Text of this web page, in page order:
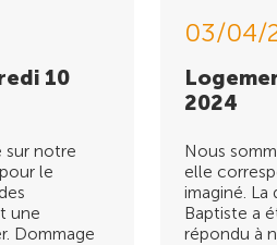
10
sur notre
le
une
Dommage
03/04/
2024
Nous
elle
imaginé.
Baptiste a
répondu à